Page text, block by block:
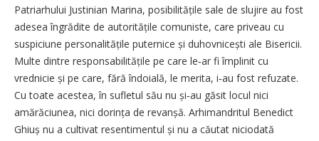
Patriarhului Justinian Marina, posibilitățile sale de slujire au fost
adesea îngrădite de autoritățile comuniste, care priveau cu
suspiciune personalitățile puternice și duhovnicești ale Bisericii.
Multe dintre responsabilitățile pe care le‑ar fi împlinit cu
vrednicie și pe care, fără îndoială, le merita, i‑au fost refuzate.
Cu toate acestea, în sufletul său nu și‑au găsit locul nici
amărăciunea, nici dorința de revanșă. Arhimandritul Benedict
Ghiuș nu a cultivat resentimentul și nu a căutat niciodată